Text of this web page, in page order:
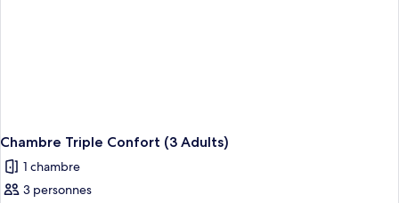
Chambre Triple Confort (3 Adults)
1 chambre
3 personnes